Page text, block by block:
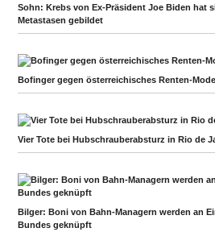
Sohn: Krebs von Ex-Präsident Joe Biden hat
Metastasen gebildet
Bofinger gegen österreichisches Renten-
Vier Tote bei Hubschrauberabsturz in Rio de
Bilger: Boni von Bahn-Managern werden an
Bundes geknüpft